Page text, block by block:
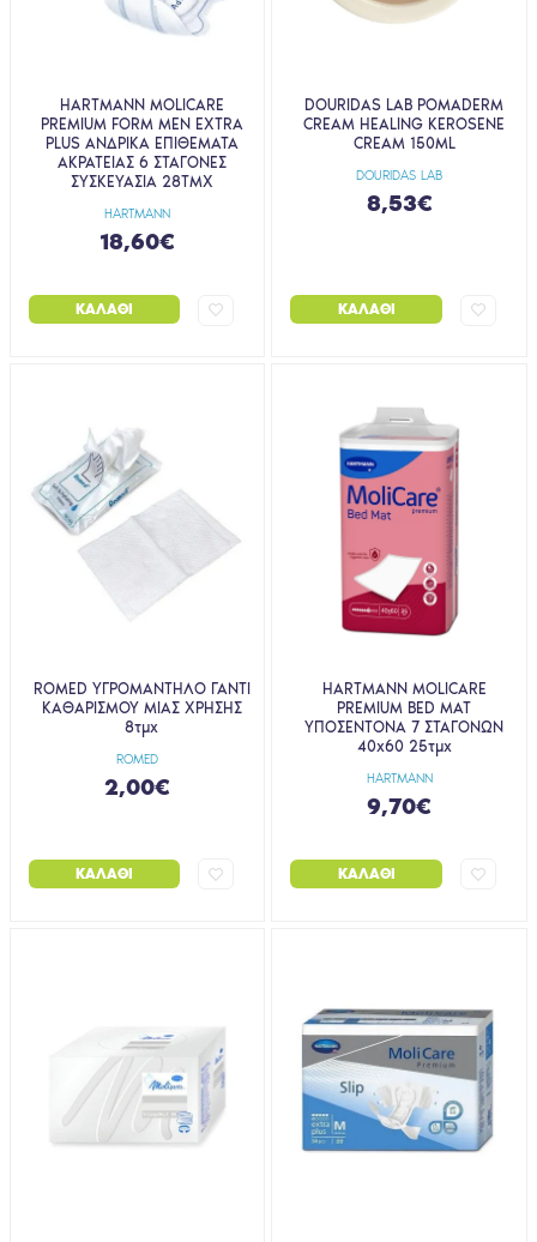
HARTMANN
HARTMANN MOLICARE
PREMIUM FORM MEN EXTRA
PLUS ΑΝΔΡΙΚΑ ΕΠΙΘΕΜΑΤΑ
ΑΚΡΑΤΕΙΑΣ 6 ΣΤΑΓΟΝΕΣ
ΣΥΣΚΕΥΑΣΙΑ 28ΤΜΧ
18,60€
ΚΑΛΆΘΙ
DOURIDAS LAB
DOURIDAS LAB POMADERM
CREAM HEALING KEROSENE
CREAM 150ML
8,53€
ΚΑΛΆΘΙ
ROMED
ROMED ΥΓΡΟΜΑΝΤΗΛΟ ΓΑΝΤΙ
ΚΑΘΑΡΙΣΜΟΥ ΜΙΑΣ ΧΡΗΣΗΣ
8τμχ
2,00€
ΚΑΛΆΘΙ
HARTMANN
HARTMANN MOLICARE
PREMIUM BED MAT
ΥΠΟΣΕΝΤΟΝΑ 7 ΣΤΑΓΟΝΩΝ
40x60 25τμχ
9,70€
ΚΑΛΆΘΙ